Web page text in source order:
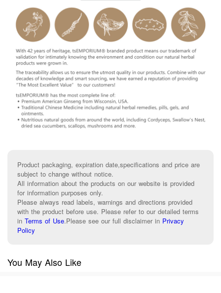
Product packaging, expiration date,specifications and price are
subject to change without notice.
All information about the products on our website is provided
for information purposes only.
Please always read labels, warnings and directions provided
with the product before use. Please refer to our detailed terms
in Terms of Use.Please see our full disclaimer in Privacy
Policy
You May Also Like